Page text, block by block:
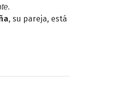
, su pareja, está